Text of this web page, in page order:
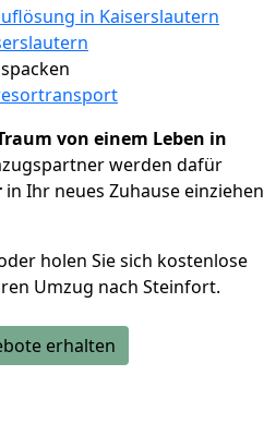
in Kaiserslautern
von einem Leben in
werden dafür
in Ihr neues Zuhause einziehen
holen Sie sich kostenlose
Umzug nach Steinfort.
erhalten